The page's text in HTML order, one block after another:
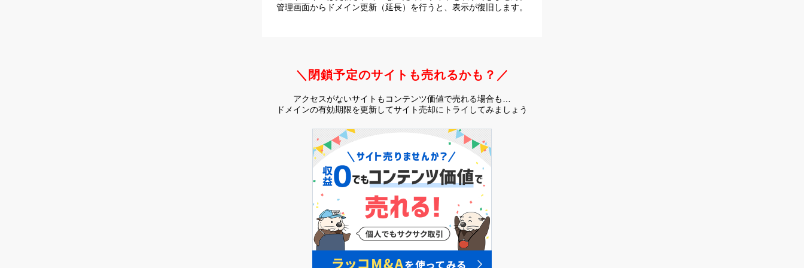
管理画面からドメイン更新（延長）を行うと、 表示が復旧します。
＼閉鎖予定のサイトも売れるかも？／
アクセスがないサイトもコンテンツ価値で売れる場合も…
ドメインの有効期限を更新してサイト売却にトライしてみましょう